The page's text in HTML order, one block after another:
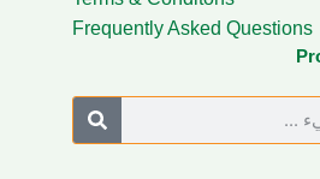
Frequently Asked Questions